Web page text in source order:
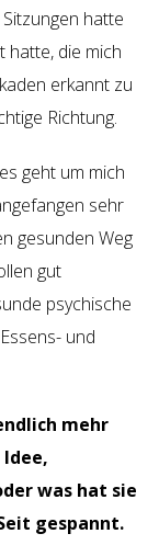
hatte
hatte, die mich
erkannt zu
Richtung.
geht um mich
sehr
gesunden Weg
gut
psychische
und
mehr
was hat sie
gespannt.